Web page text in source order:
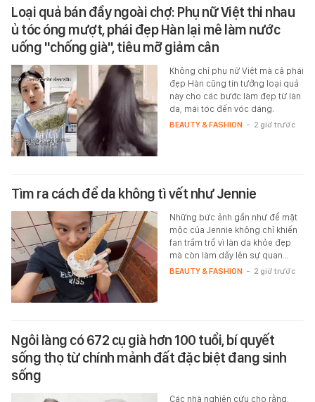
Loại quả bán đầy ngoài chợ: Phụ nữ Việt thi nhau
ủ tóc óng mượt, phái đẹp Hàn lại mê làm nước
uống "chống già", tiêu mỡ giảm cân
Không chỉ phụ nữ Việt mà cả phái
đẹp Hàn cũng tin tưởng loại quả
này cho các bước làm đẹp từ làn
da, mái tóc đến vóc dáng.
BEAUTY & FASHION - 2 giờ trước
Tìm ra cách để da không tì vết như Jennie
Những bức ảnh gần như để mặt
mộc của Jennie không chỉ khiến
fan trầm trồ vì làn da khỏe đẹp
mà còn làm dấy lên sự quan…
BEAUTY & FASHION - 2 giờ trước
Ngôi làng có 672 cụ già hơn 100 tuổi, bí quyết
sống thọ từ chính mảnh đất đặc biệt đang sinh
sống
Các nhà nghiên cứu cho rằng,